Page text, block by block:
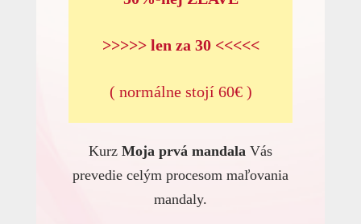
>>>>> len za 30 <<<<<
( normálne stojí 60€ )
Kurz Moja prvá mandala Vás
prevedie celým procesom maľovania
mandaly.